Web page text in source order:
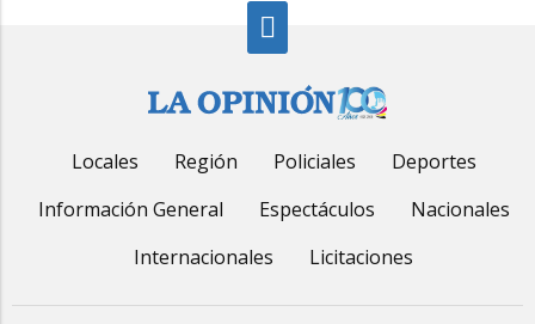
Locales Región Policiales
Deportes
Información General
Espectáculos
Nacionales
Internacionales
Licitaciones